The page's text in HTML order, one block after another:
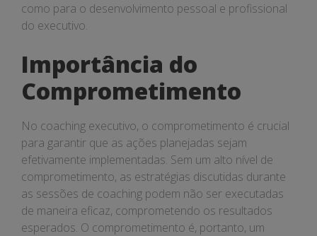
como para o desenvolvimento pessoal e profissional
do executivo.
Importância do
Comprometimento
No coaching executivo, o comprometimento é crucial
para garantir que as ações planejadas sejam
efetivamente implementadas. Sem um alto nível de
comprometimento, as estratégias discutidas durante
as sessões de coaching podem não ser executadas
de maneira eficaz, comprometendo os resultados
esperados. O comprometimento é, portanto, um